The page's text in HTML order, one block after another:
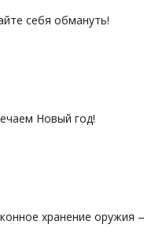
себя обмануть!
Новый год!
хранение оружия